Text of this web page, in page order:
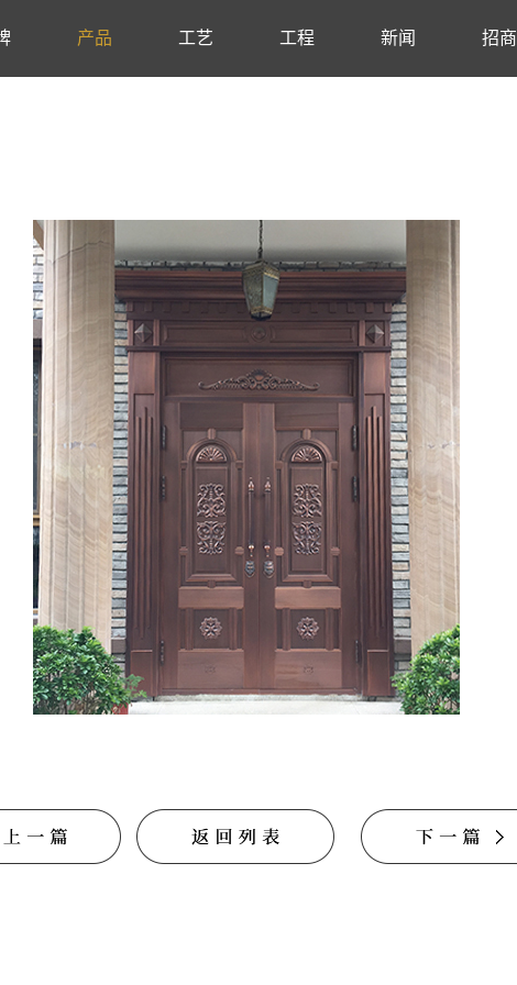
产品 工艺 工程 新闻 招商